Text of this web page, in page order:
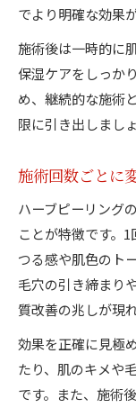
でより明確な効果
施術後は一時的に
保湿ケアをしっか
め、継続的な施術
限に引き出しましょ
施術回数ごとに
ハーブピーリング
ことが特徴です。
つる感や肌色のト
毛穴の引き締まり
質改善の兆しが現
効果を正確に見極
たり、肌のキメや
です。また、施術